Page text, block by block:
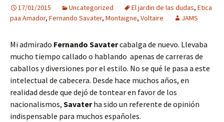
17/01/2015 Uncategorized El jardin de las dudas, Etica
paa Amador, Fernando Savater, Montaigne, Voltaire JAMS
Mi admirado Fernando Savatercabalga de nuevo. Llevaba
mucho tiempo callado o hablando apenas de carreras de
caballos y diversiones por el estilo. No se qué le pasa a este
intelectual de cabecera. Desde hace muchos años, en
realidad desde que dejó de tontear en favor de los
nacionalismos, Savaterha sido un referente de opinión
indispensable para muchos españoles.